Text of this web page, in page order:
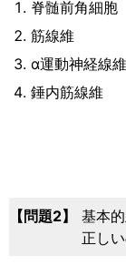
脊髄前角細胞
筋線維
α運動神経線維
錘内筋線維
2
基本
正し